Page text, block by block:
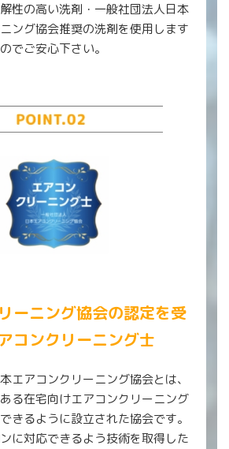
性の高い洗剤・一般社団法人日本
ング協会推奨の洗剤を使用します
のでご安心下さい。
ーニング協会の認定を受
コンクリーニング士
エアコンクリーニング協会とは、
る在宅向けエアコンクリーニング
きるように設立された協会です。
に対応できるよう技術を取得した